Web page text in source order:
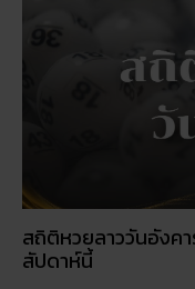
สถิติหวยลาววันอังคา
สัปดาห์นี้